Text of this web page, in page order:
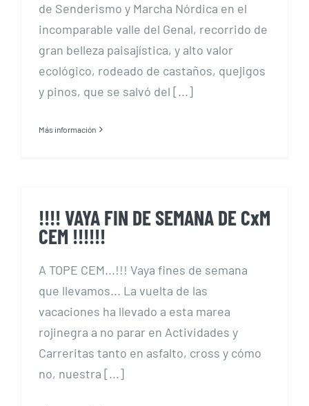
de Senderismo y Marcha Nórdica en el
incomparable valle del Genal, recorrido de
gran belleza paisajística, y alto valor
ecológico, rodeado de castaños, quejigos
y pinos, que se salvó del [...]
Más información
!!!! VAYA FIN DE SEMANA DE CxM
CEM !!!!!!
A TOPE CEM...!!! Vaya fines de semana
que llevamos... La vuelta de las
vacaciones ha llevado a esta marea
rojinegra a no parar en Actividades y
Carreritas tanto en asfalto, cross y cómo
no, nuestra [...]